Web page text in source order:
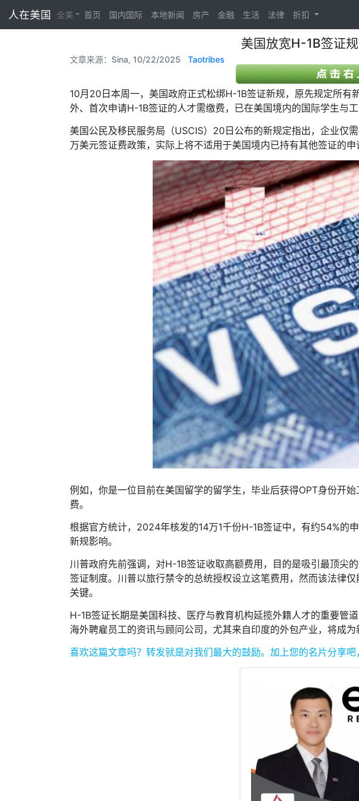
人在美国 全美 首页 国内国际 本地新闻 房产 金融 生活 法律 折扣
美国放宽H-1B签证
文章来源：Sina, 10/22/2025 Taotribes
10月20日本周一，美国政府正式松绑H-1B签证新规，原先规定所
外、首次申请H-1B签证的人才需缴费，已在美国境内的国际学生与
美国公民及移民服务局（USCIS）20日公布的新规定指出，企业仅
万美元签证费政策，实际上将不适用于美国境内已持有其他签证的申
例如，你是一位目前在美国留学的留学生，毕业后获得OPT身份开
费。
根据官方统计，2024年核发的14万1千份H-1B签证中，有约54%的
新规影响。
川普政府先前强调，对H-1B签证收取高额费用，目的是吸引最顶尖
签证制度。川普以旅行禁令的总统授权设立这笔费用，然而该法律
关键。
H-1B签证长期是美国科技、医疗与教育机构延揽外籍人才的重要管
海外聘雇员工的资讯与顾问公司，尤其来自印度的外包产业，将成为
喜欢这篇文章吗？ 转发就是对我们最大的鼓励。 加上您的名片分享吧，